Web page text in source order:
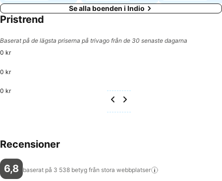
Se alla boenden i Indio
Pristrend
Baserat på de lägsta priserna på trivago från de 30 senaste dagarna
0 kr
0 kr
0 kr
Recensioner
6,8 baserat på 3 538 betyg från stora webbplatser